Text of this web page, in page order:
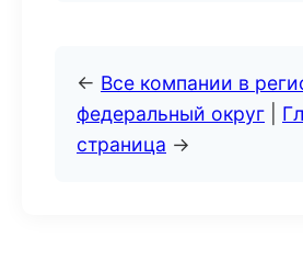
← Все компании в
федеральный округ
страница →